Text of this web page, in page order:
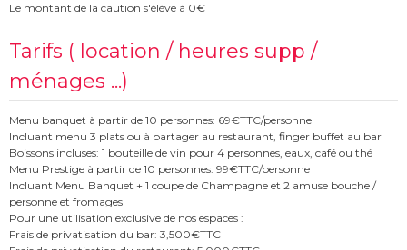
Le montant de la caution s'élève à 0€
Tarifs ( location / heures supp /
ménages ...)
Menu banquet à partir de 10 personnes: 69€TTC/personne
Incluant menu 3 plats ou à partager au restaurant, finger buffet au bar
Boissons incluses: 1 bouteille de vin pour 4 personnes, eaux, café ou thé
Menu Prestige à partir de 10 personnes: 99€TTC/personne
Incluant Menu Banquet + 1 coupe de Champagne et 2 amuse bouche /
personne et fromages
Pour une utilisation exclusive de nos espaces :
Frais de privatisation du bar: 3,500€TTC